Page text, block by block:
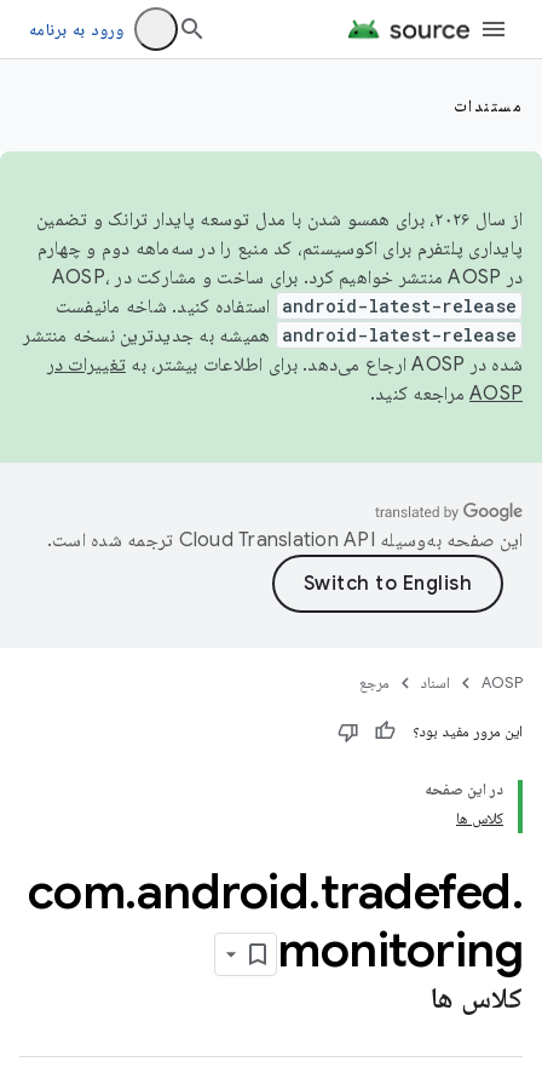
ورود به برنامه
مستندات
از سال ۲۰۲۶، برای همسو شدن با مدل توسعه پایدار ترانک و تضمین
پایداری پلتفرم برای اکوسیستم، کد منبع را در سه‌ماهه دوم و چهارم
در AOSP منتشر خواهیم کرد. برای ساخت و مشارکت در AOSP،
android-latest-release استفاده کنید. شاخه مانیفست
android-latest-release
همیشه به جدیدترین نسخه منتشر
شده در AOSP ارجاع می‌دهد. برای اطلاعات بیشتر، به
تغییرات در
AOSP مراجعه کنید.
این صفحه به‌وسیله ترجمه شده است.
AOSP اسناد مرجع
این مرور مفید بود؟
در این صفحه
کلاس ها
com.android.tradefed.
monitoring
کلاس ها